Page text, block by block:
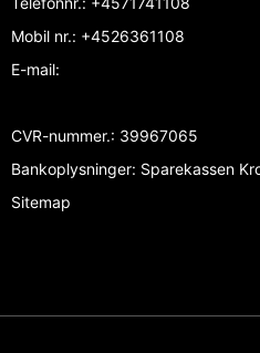
Mobil nr.: +4526361108
E-mail:
CVR-nummer.: 39967065
Bankoplysninger: Sparekassen
Sitemap